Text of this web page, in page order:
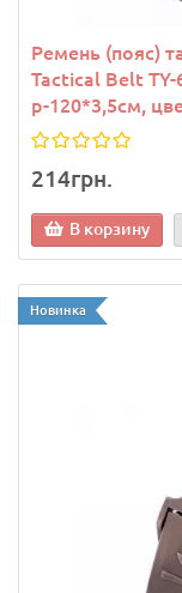
Ремень (пояс)
Tactical Belt
р-120*3,5см,
214грн.
В корзину
Новинка